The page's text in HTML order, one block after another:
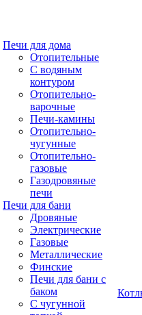
Печи для дома
Отопительные
C водяным
контуром
Отопительно-
варочные
Печи-камины
Отопительно-
чугунные
Отопительно-
газовые
Газодровяные
печи
Печи для бани
Дровяные
Электрические
Газовые
Металлические
Финские
Печи для бани с
баком
С чугунной